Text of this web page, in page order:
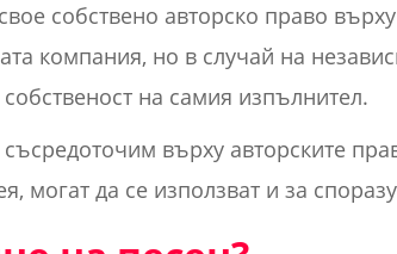
собствено авторско право
компания, но в случай на
на самия изпълнител.
върху авторските
могат да се използват и за